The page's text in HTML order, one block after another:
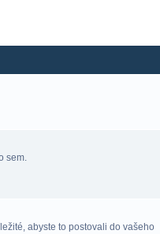
sem.
abyste to postovali do vašeho